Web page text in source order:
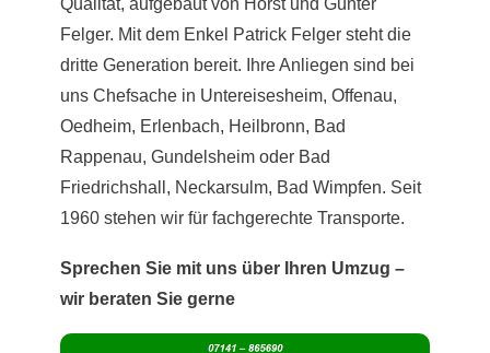
Qualität, aufgebaut von Horst und Günter
Felger. Mit dem Enkel Patrick Felger steht die
dritte Generation bereit. Ihre Anliegen sind bei
uns Chefsache in Untereisesheim, Offenau,
Oedheim, Erlenbach, Heilbronn, Bad
Rappenau, Gundelsheim oder Bad
Friedrichshall, Neckarsulm, Bad Wimpfen. Seit
1960 stehen wir für fachgerechte Transporte.
Sprechen Sie mit uns über Ihren Umzug –
wir beraten Sie gerne